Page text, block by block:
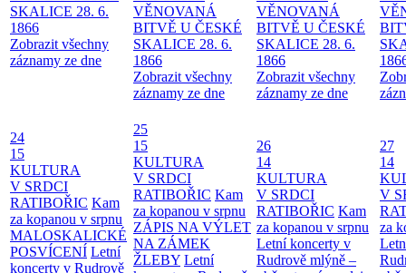
SKALICE 28. 6.
1866
Zobrazit všechny
záznamy ze dne
VĚNOVANÁ
BITVĚ U ČESKÉ
SKALICE 28. 6.
1866
Zobrazit všechny
záznamy ze dne
VĚNOVANÁ
BITVĚ U ČESKÉ
SKALICE 28. 6.
1866
Zobrazit všechny
záznamy ze dne
24
15
KULTURA
V SRDCI
RATIBOŘIC Kam
za kopanou v srpnu
MALOSKALICKÉ
POSVÍCENÍ Letní
koncerty v Rudrově
25
15
KULTURA
V SRDCI
RATIBOŘIC Kam
za kopanou v srpnu
ZÁPIS NA VÝLET
NA ZÁMEK
ŽLEBY Letní
26
14
KULTURA
V SRDCI
RATIBOŘIC Kam
za kopanou v srpnu
Letní koncerty v
Rudrově mlýně –
27
14
V
za